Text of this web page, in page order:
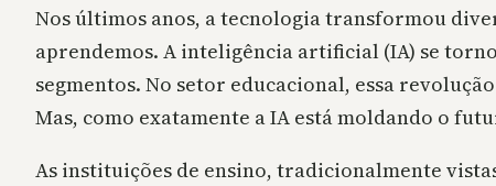
Nos últimos anos, a tecnologia transformou
aprendemos. A inteligência artificial (IA) se
segmentos. No setor educacional, essa
Mas, como exatamente a IA está moldando o
As instituições de ensino, tradicionalmente